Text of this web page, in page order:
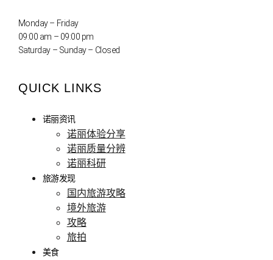
Monday – Friday
09:00 am – 09:00 pm
Saturday – Sunday – Closed
QUICK LINKS
诺丽资讯
诺丽体验分享
诺丽质量分辨
诺丽科研
旅游发现
国内旅游攻略
境外旅游
攻略
旅拍
美食